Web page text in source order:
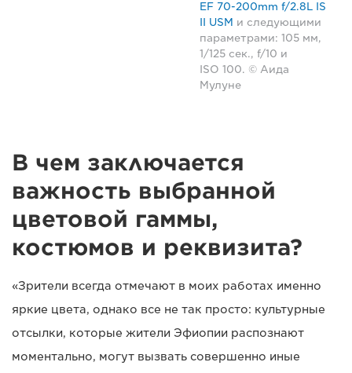
EF 70-200mm f/2.8L IS
II USM и следующими
параметрами: 105 мм,
1/125 сек., f/10 и
ISO 100. © Аида
Мулуне
В чем заключается
важность выбранной
цветовой гаммы,
костюмов и реквизита?
«Зрители всегда отмечают в моих работах именно
яркие цвета, однако все не так просто: культурные
отсылки, которые жители Эфиопии распознают
моментально, могут вызвать совершенно иные